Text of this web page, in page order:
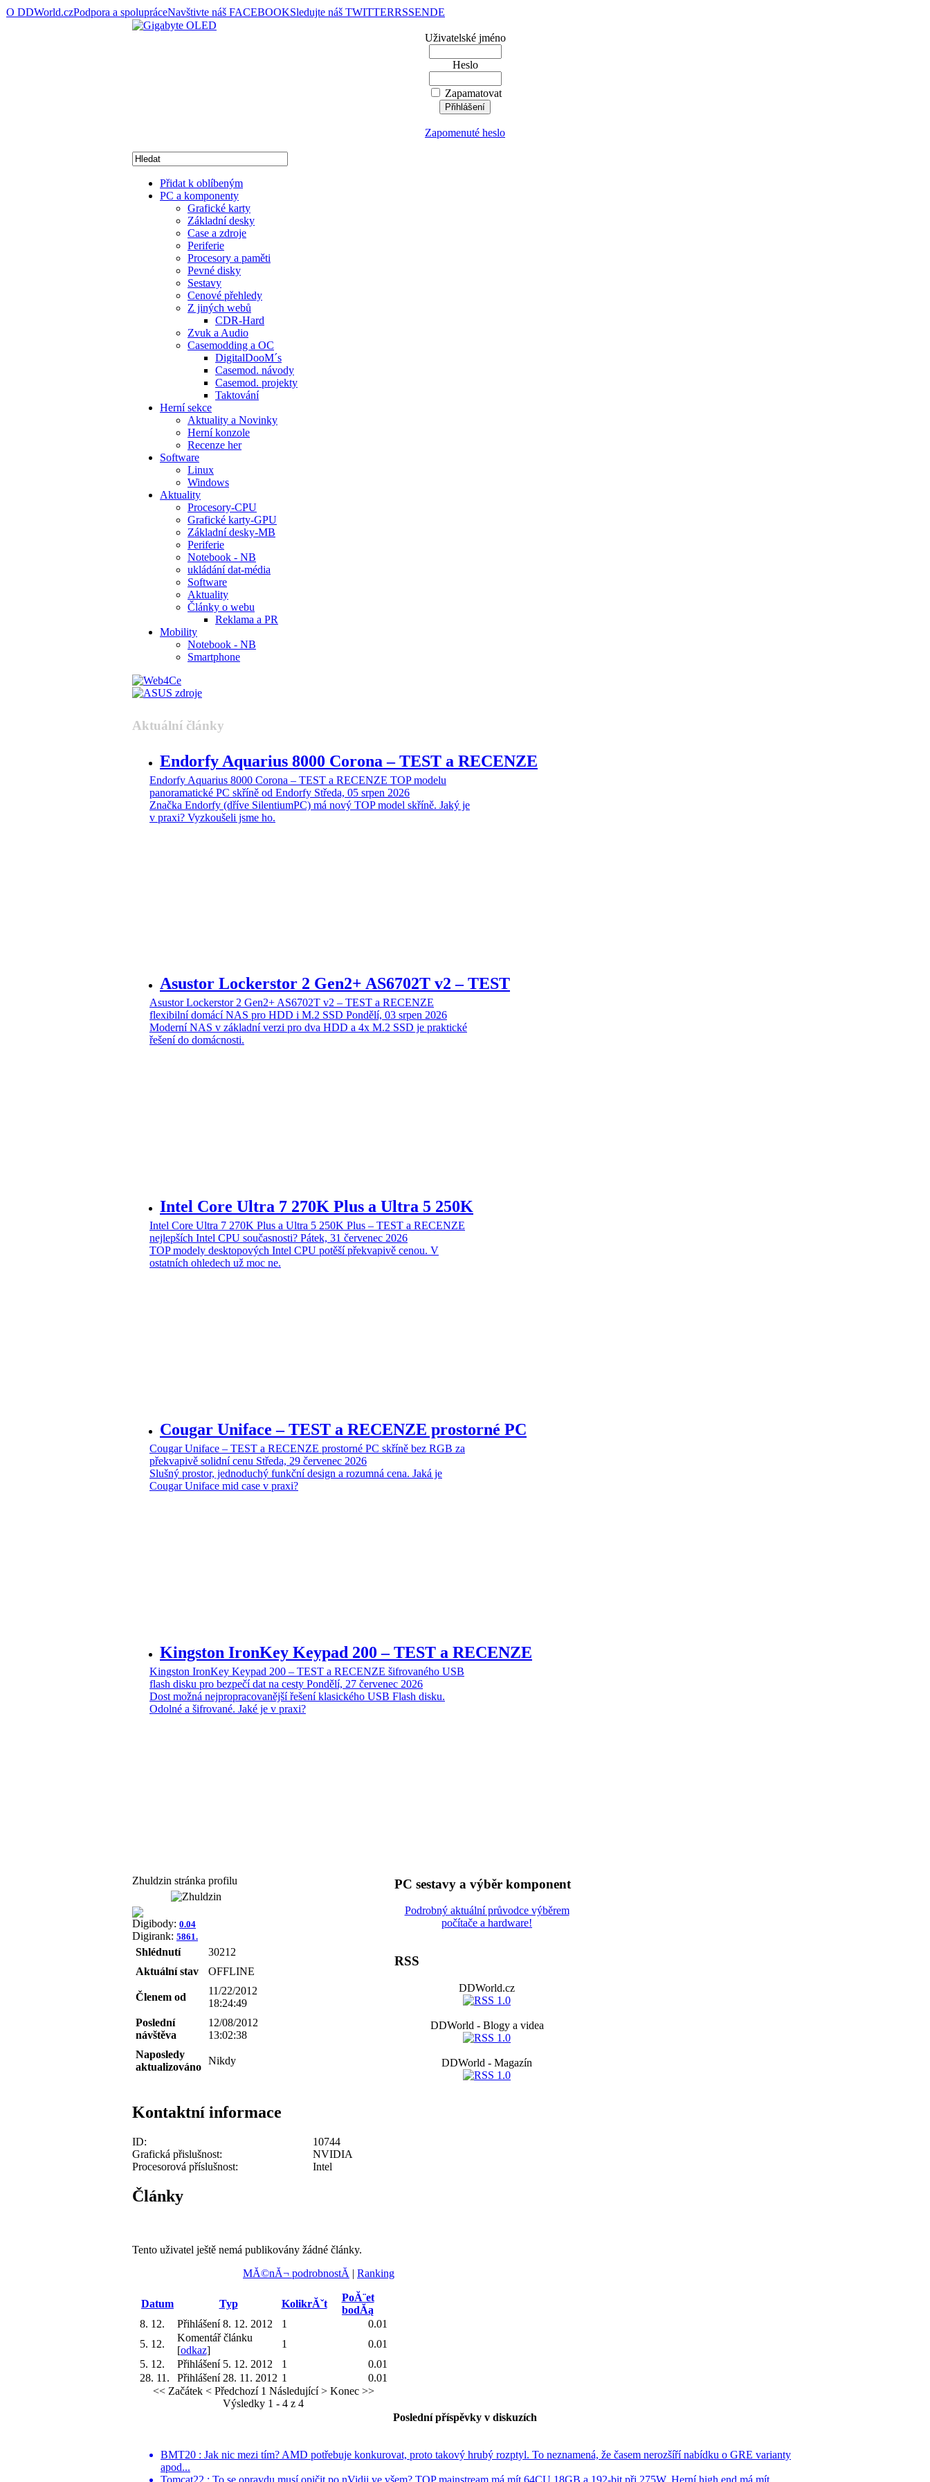
O DDWorld.czPodpora a spolupráceNavštivte náš FACEBOOKSledujte náš TWITTERRSSENDE
Uživatelské jméno
Heslo
Zapamatovat
Zapomenuté heslo
Přidat k oblíbeným
PC a komponenty
Grafické karty
Základní desky
Case a zdroje
Periferie
Procesory a paměti
Pevné disky
Sestavy
Cenové přehledy
Z jiných webů
CDR-Hard
Zvuk a Audio
Casemodding a OC
DigitalDooM´s
Casemod. návody
Casemod. projekty
Taktování
Herní sekce
Aktuality a Novinky
Herní konzole
Recenze her
Software
Linux
Windows
Aktuality
Procesory-CPU
Grafické karty-GPU
Základní desky-MB
Periferie
Notebook - NB
ukládání dat-média
Software
Aktuality
Články o webu
Reklama a PR
Mobility
Notebook - NB
Smartphone
Aktuální články
Endorfy Aquarius 8000 Corona – TEST a RECENZE
Endorfy Aquarius 8000 Corona – TEST a RECENZE TOP modelu
panoramatické PC skříně od Endorfy Středa, 05 srpen 2026
Značka Endorfy (dříve SilentiumPC) má nový TOP model skříně. Jaký je
v praxi? Vyzkoušeli jsme ho.
Asustor Lockerstor 2 Gen2+ AS6702T v2 – TEST
Asustor Lockerstor 2 Gen2+ AS6702T v2 – TEST a RECENZE
flexibilní domácí NAS pro HDD i M.2 SSD Pondělí, 03 srpen 2026
Moderní NAS v základní verzi pro dva HDD a 4x M.2 SSD je praktické
řešení do domácnosti.
Intel Core Ultra 7 270K Plus a Ultra 5 250K
Intel Core Ultra 7 270K Plus a Ultra 5 250K Plus – TEST a RECENZE
nejlepších Intel CPU současnosti? Pátek, 31 červenec 2026
TOP modely desktopových Intel CPU potěší překvapivě cenou. V
ostatních ohledech už moc ne.
Cougar Uniface – TEST a RECENZE prostorné PC
Cougar Uniface – TEST a RECENZE prostorné PC skříně bez RGB za
překvapivě solidní cenu Středa, 29 červenec 2026
Slušný prostor, jednoduchý funkční design a rozumná cena. Jaká je
Cougar Uniface mid case v praxi?
Kingston IronKey Keypad 200 – TEST a RECENZE
Kingston IronKey Keypad 200 – TEST a RECENZE šifrovaného USB
flash disku pro bezpečí dat na cesty Pondělí, 27 červenec 2026
Dost možná nejpropracovanější řešení klasického USB Flash disku.
Odolné a šifrované. Jaké je v praxi?
Zhuldzin stránka profilu
Digibody: 0.04
Digirank: 5861.
Shlédnutí
30212
Aktuální stav
OFFLINE
Členem od
11/22/2012
18:24:49
Poslední
návštěva
12/08/2012
13:02:38
Naposledy
aktualizováno
Nikdy
Kontaktní informace
ID:
10744
Grafická přislušnost:
NVIDIA
Procesorová příslušnost:
Intel
Články
Tento uživatel ještě nemá publikovány žádné články.
MĂ©nĂ¬ podrobnostĂ­ | Ranking
Datum Typ KolikrĂˇt
PoĂ¨et
bodĂą
8. 12.
Přihlášení 8. 12. 2012 1
0.01
5. 12.
Komentář článku
[odkaz]
1
0.01
5. 12.
Přihlášení 5. 12. 2012 1
0.01
28. 11.
Přihlášení 28. 11. 2012 1
0.01
<< Začátek < Předchozí 1 Následující > Konec >>
Výsledky 1 - 4 z 4
PC sestavy a výběr komponent
Podrobný aktuální průvodce výběrem
počítače a hardware!
RSS
DDWorld.cz
DDWorld - Blogy a videa
DDWorld - Magazín
Poslední příspěvky v diskuzích
BMT20 : Jak nic mezi tím? AMD potřebuje konkurovat, proto takový hrubý rozptyl. To neznamená, že časem nerozšíří nabídku o GRE varianty
apod...
Tomcat22 : To se opravdu musí opičit po nVidii ve všem? TOP mainstream má mít 64CU 18GB a 192-bit při 275W. Herní high end má mít